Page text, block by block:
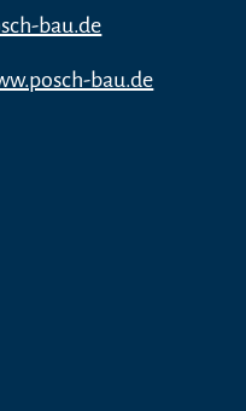
bau.de
bau.de